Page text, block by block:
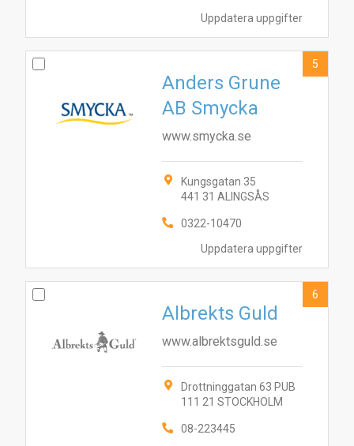
Uppdatera uppgifter
Uppdatera uppgifter
Anders Grune
AB Smycka
www.smycka.se
Kungsgatan 35
441 31 ALINGSÅS
0322-10470
5
Albrekts Guld
www.albrektsguld.se
Drottninggatan 63 PUB
111 21 STOCKHOLM
08-223445
6